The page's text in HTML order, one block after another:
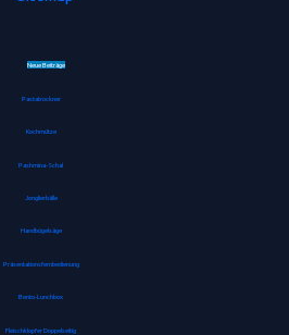
Neue Beiträge
Pastatrockner
Kochmütze
Pashmina-Schal
Jonglierbälle
Handbügelsäge
Präsentationsfernbedienung
Bento-Lunchbox
Fleischklopfer Doppelseitig